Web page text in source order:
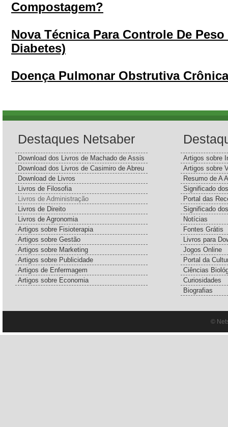
Compostagem?
Nova Técnica Para Controle De
Diabetes)
Doença Pulmonar Obstrutiva
Destaques Netsaber
Download dos Livros de Machado de Assis
Download dos Livros de Casimiro de Abreu
Download de Livros
Livros de Filosofia
Livros de Administração
Livros de Direito
Livros de Agronomia
Artigos sobre Fisioterapia
Artigos sobre Gestão
Artigos sobre Marketing
Artigos sobre Publicidade
Artigos de Enfermagem
Artigos sobre Economia
Artigos sobre
Artigos sobre
Resumo de A
Significado
Portal das
Significado
Notícias
Fontes Grátis
Livros para
Jogos Online
Portal da
Ciências
Curiosidades
Biografias
©